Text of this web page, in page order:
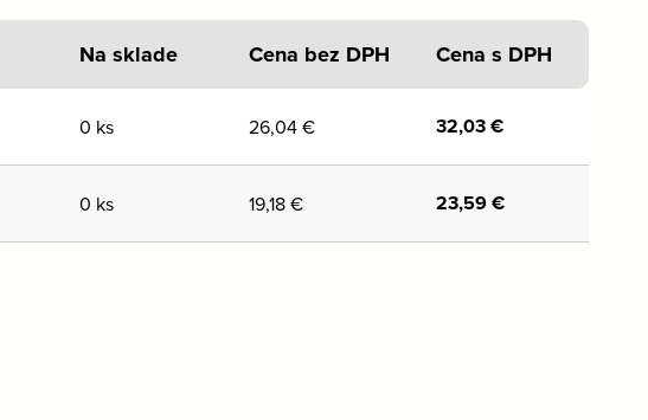
Na sklade Cena bez DPH Cena s DPH
0 ks 26,04€ 32,03€
0 ks 19,18€ 23,59€